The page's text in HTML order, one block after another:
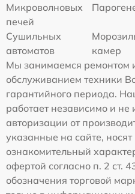
Микроволновых
печей
Сушильных
автоматов
камер
Мы занимаемся ремонтом
обслуживанием техники
гарантийного периода.
работает независимо и
авторизации от
указанные на сайте,
ознакомительный
офертой согласно п. 2 ст.
обозначения торговой